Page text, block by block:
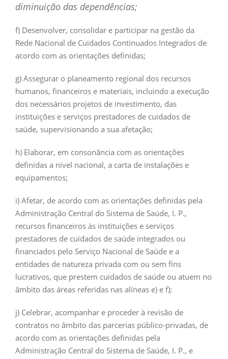
diminuição das dependências;
f) Desenvolver, consolidar e participar na gestão da
Rede Nacional de Cuidados Continuados Integrados de
acordo com as orientações definidas;
g) Assegurar o planeamento regional dos recursos
humanos, financeiros e materiais, incluindo a execução
dos necessários projetos de investimento, das
instituições e serviços prestadores de cuidados de
saúde, supervisionando a sua afetação;
h) Elaborar, em consonância com as orientações
definidas a nível nacional, a carta de instalações e
equipamentos;
i) Afetar, de acordo com as orientações definidas pela
Administração Central do Sistema de Saúde, I. P.,
recursos financeiros às instituições e serviços
prestadores de cuidados de saúde integrados ou
financiados pelo Serviço Nacional de Saúde e a
entidades de natureza privada com ou sem fins
lucrativos, que prestem cuidados de saúde ou atuem no
âmbito das áreas referidas nas alíneas e) e f);
j) Celebrar, acompanhar e proceder à revisão de
contratos no âmbito das parcerias público-privadas, de
acordo com as orientações definidas pela
Administração Central do Sistema de Saúde, I. P., e